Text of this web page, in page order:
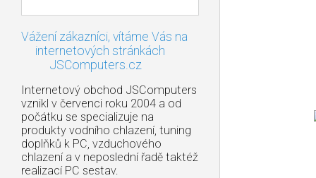
Vážení zákazníci, vítáme Vás na
internetových stránkách
JSComputers.cz
Internetový obchod JSComputers
vznikl v červenci roku 2004 a od
počátku se specializuje na
produkty vodního chlazení, tuning
doplňků k PC, vzduchového
chlazení a v neposlední řadě taktéž
realizací PC sestav.